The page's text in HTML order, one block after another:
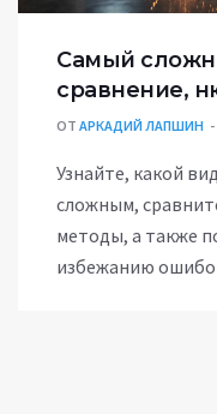
Самый
сравнение,
ОТ АРКАДИЙ ЛАПШИН
Узнайте, какой
сложным,
методы, а также
избежанию